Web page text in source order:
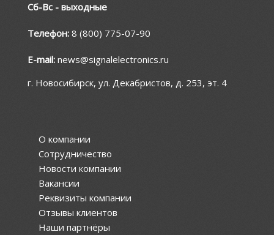
Сб-Вс - выходные
Телефон: 8 (800) 775-07-90
E-mail: news@signalelectronics.ru
г. Новосибирск, ул. Декабристов, д. 253, эт. 4
О компании
Сотрудничество
Новости компании
Вакансии
Реквизиты компании
Отзывы клиентов
Наши партнёры